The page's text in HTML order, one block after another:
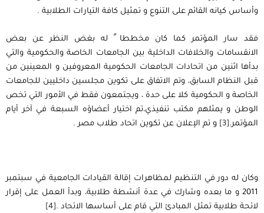
وأساس كيانه القائم على التنوع و تمثيل كافة التيارات الطلابية .
فقد سار المؤتمر كما كان مخططا ً له بغض النظر عن بعض
الانقسامات والخلافات الداخلية بين الجامعات الخاصة والحكومية والتي
بدأها اثنين من اتحادات الجامعات الحكومية المعروفين و المعينين من
قبل النظام السابق، وتم الاتفاق على تكوين مجلسين داخليين للجامعات
الخاصة و الحكومية كلا على حدة ، ويجتمعون فقط في الأمور التي تخص
الوطن و يمثلهم مكتب تنفيذي،تم اختيار أعضاؤه السبعة في آخر أيام
المؤتمر. [3] و تم الإعلان عن تكوين اتحاد طلاب مصر .
وكان له دور في التنظيم لمظاهرات إقالة القيادات الجامعية في سبتمبر
2011 و ما بعده وشارك في عدة أنشطة طلابية، وبدأ العمل على إقرار
لائحة طلابية تمثل المبادئ التي قام على أساسها الاتحاد . [4]